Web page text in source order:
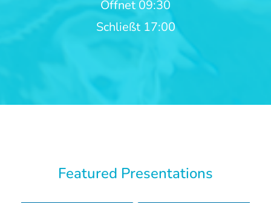
Öffnet 09:30
Schließt 17:00
Featured Presentations